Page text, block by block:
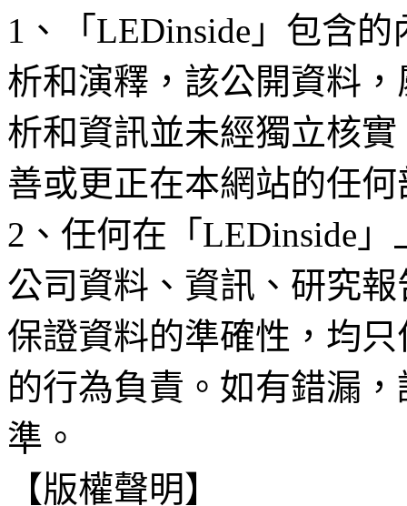
1、「LEDinside」包含
析和演釋，該公開資料
析和資訊並未經獨立核
善或更正在本網站的任
2、任何在「LEDinside
公司資料、資訊、研究
保證資料的準確性，均
的行為負責。如有錯漏
準。
【版權聲明】